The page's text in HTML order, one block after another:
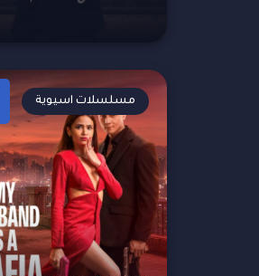
مسلسلات اسيوية